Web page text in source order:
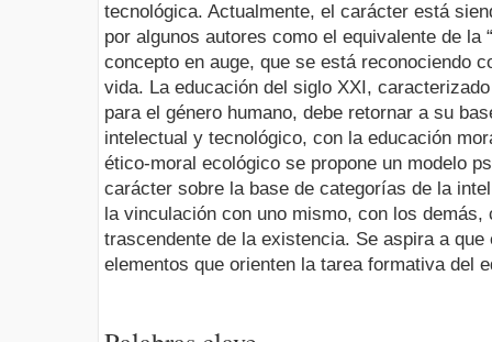
tecnológica. Actualmente, el carácter está
por algunos autores como el equivalente de la
concepto en auge, que se está reconociendo
vida. La educación del siglo XXI,
para el género humano, debe retornar a su
intelectual y tecnológico, con la educación
ético-moral ecológico se propone un modelo
carácter sobre la base de categorías de la
la vinculación con uno mismo, con los
trascendente de la existencia. Se aspira a
elementos que orienten la tarea formativa del